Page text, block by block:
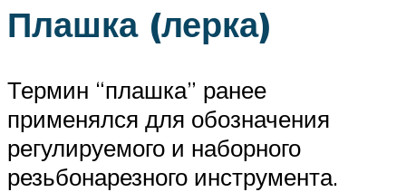
Плашка (лерка)
Термин “плашка” ранее
применялся для обозначения
регулируемого и наборного
резьбонарезного инструмента.